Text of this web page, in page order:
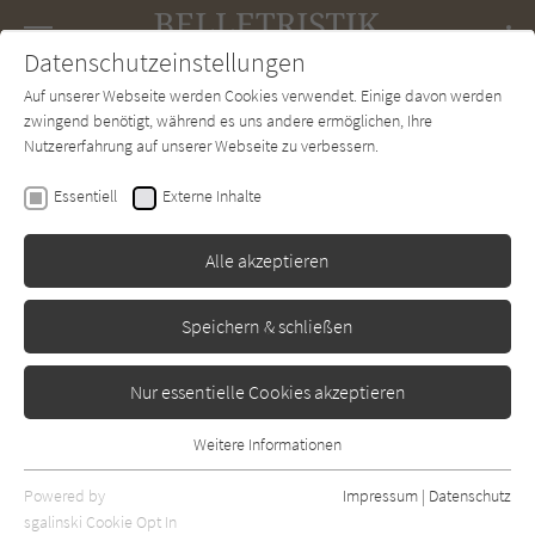
SUCHE Forum Charts Newsletter
Wilhelm Genazino
Der Fleck, die Jacke, die
Zimmer, der Schmerz
Rowohlt
Datenschutzeinstellungen
Auf unserer Webseite werden Cookies verwendet. Einige davon werden
zwingend benötigt, während es uns andere ermöglichen, Ihre
Nutzererfahrung auf unserer Webseite zu verbessern.
Essentiell Externe Inhalte
Alle akzeptieren
Speichern & schließen
Nur essentielle Cookies akzeptieren
Essentielle Cookies werden für grundlegende Funktionen der
Webseite benötigt. Dadurch ist gewährleistet, dass die Webseite
Weitere Informationen
Powered by
sgalinski Cookie Opt In
Impressum | Datenschutz